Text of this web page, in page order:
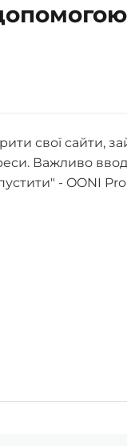
свої сайти,
Важливо
- OONI